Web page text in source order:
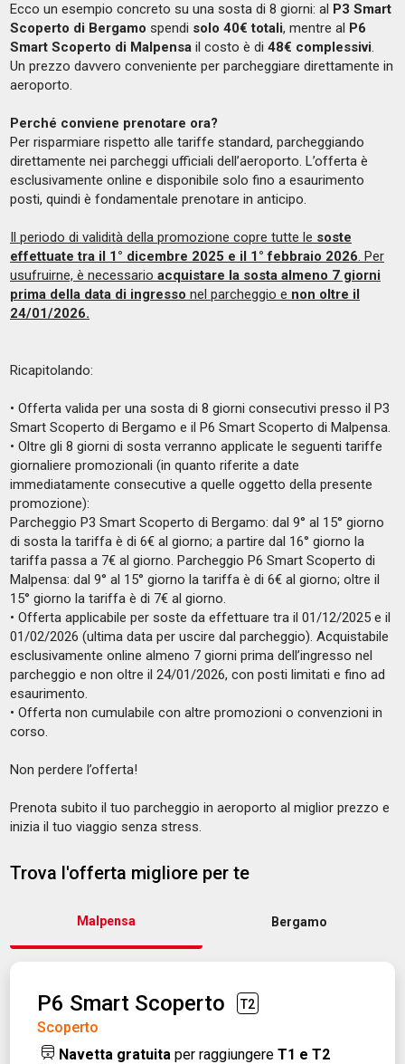
Ecco un esempio concreto su una sosta di 8 giorni: al P3 Smart
Scoperto di Bergamo spendi solo 40€ totali, mentre al P6
Smart Scoperto di Malpensa il costo è di 48€ complessivi.
Un prezzo davvero conveniente per parcheggiare direttamente in
aeroporto.
Perché conviene prenotare ora?
Per risparmiare rispetto alle tariffe standard, parcheggiando
direttamente nei parcheggi ufficiali dell’aeroporto. L’offerta è
esclusivamente online e disponibile solo fino a esaurimento
posti, quindi è fondamentale prenotare in anticipo.
Il periodo di validità della promozione copre tutte le soste
effettuate tra il 1° dicembre 2025 e il 1° febbraio 2026. Per
usufruirne, è necessario acquistare la sosta almeno 7 giorni
prima della data di ingresso nel parcheggio e non oltre il
24/01/2026.
Ricapitolando:
• Offerta valida per una sosta di 8 giorni consecutivi presso il P3
Smart Scoperto di Bergamo e il P6 Smart Scoperto di Malpensa.
• Oltre gli 8 giorni di sosta verranno applicate le seguenti tariffe
giornaliere promozionali (in quanto riferite a date
immediatamente consecutive a quelle oggetto della presente
promozione):
Parcheggio P3 Smart Scoperto di Bergamo: dal 9° al 15° giorno
di sosta la tariffa è di 6€ al giorno; a partire dal 16° giorno la
tariffa passa a 7€ al giorno. Parcheggio P6 Smart Scoperto di
Malpensa: dal 9° al 15° giorno la tariffa è di 6€ al giorno; oltre il
15° giorno la tariffa è di 7€ al giorno.
• Offerta applicabile per soste da effettuare tra il 01/12/2025 e il
01/02/2026 (ultima data per uscire dal parcheggio). Acquistabile
esclusivamente online almeno 7 giorni prima dell’ingresso nel
parcheggio e non oltre il 24/01/2026, con posti limitati e fino ad
esaurimento.
• Offerta non cumulabile con altre promozioni o convenzioni in
corso.
Non perdere l’offerta!
Prenota subito il tuo parcheggio in aeroporto al miglior prezzo e
inizia il tuo viaggio senza stress.
Trova l'offerta migliore per te
Malpensa Bergamo
P6 Smart Scoperto T2
Scoperto
Navetta gratuita per raggiungere T1 e T2